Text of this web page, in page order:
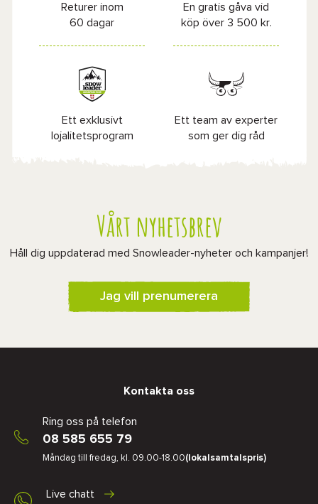
Returer inom
60 dagar
En gratis gåva vid
köp över 3 500 kr.
Ett exklusivt
lojalitetsprogram
Ett team av experter
som ger dig råd
Vårt nyhetsbrev
Håll dig uppdaterad med Snowleader-nyheter och kampanjer!
Jag vill prenumerera
Kontakta oss
Ring oss på telefon
08 585 655 79
Måndag till fredag, kl. 09.00-18.00(lokalsamtalspris)
Live chatt